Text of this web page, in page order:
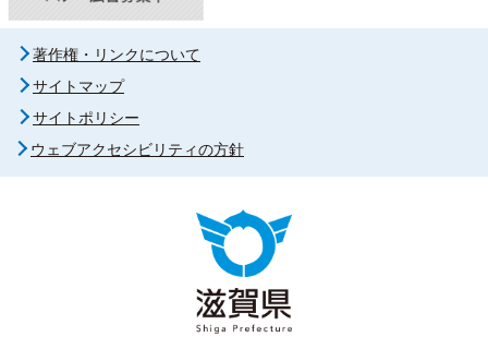
著作権・リンクについて
サイトマップ
サイトポリシー
ウェブアクセシビリティの方針